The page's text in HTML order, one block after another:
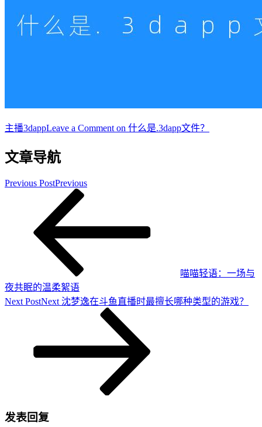
主播3dappLeave a Comment on 什么是.3dapp文件？
文章导航
Previous PostPrevious
喵喵轻语：一场与
夜共眠的温柔絮语
Next PostNext 沈梦逸在斗鱼直播时最擅长哪种类型的游戏？
发表回复